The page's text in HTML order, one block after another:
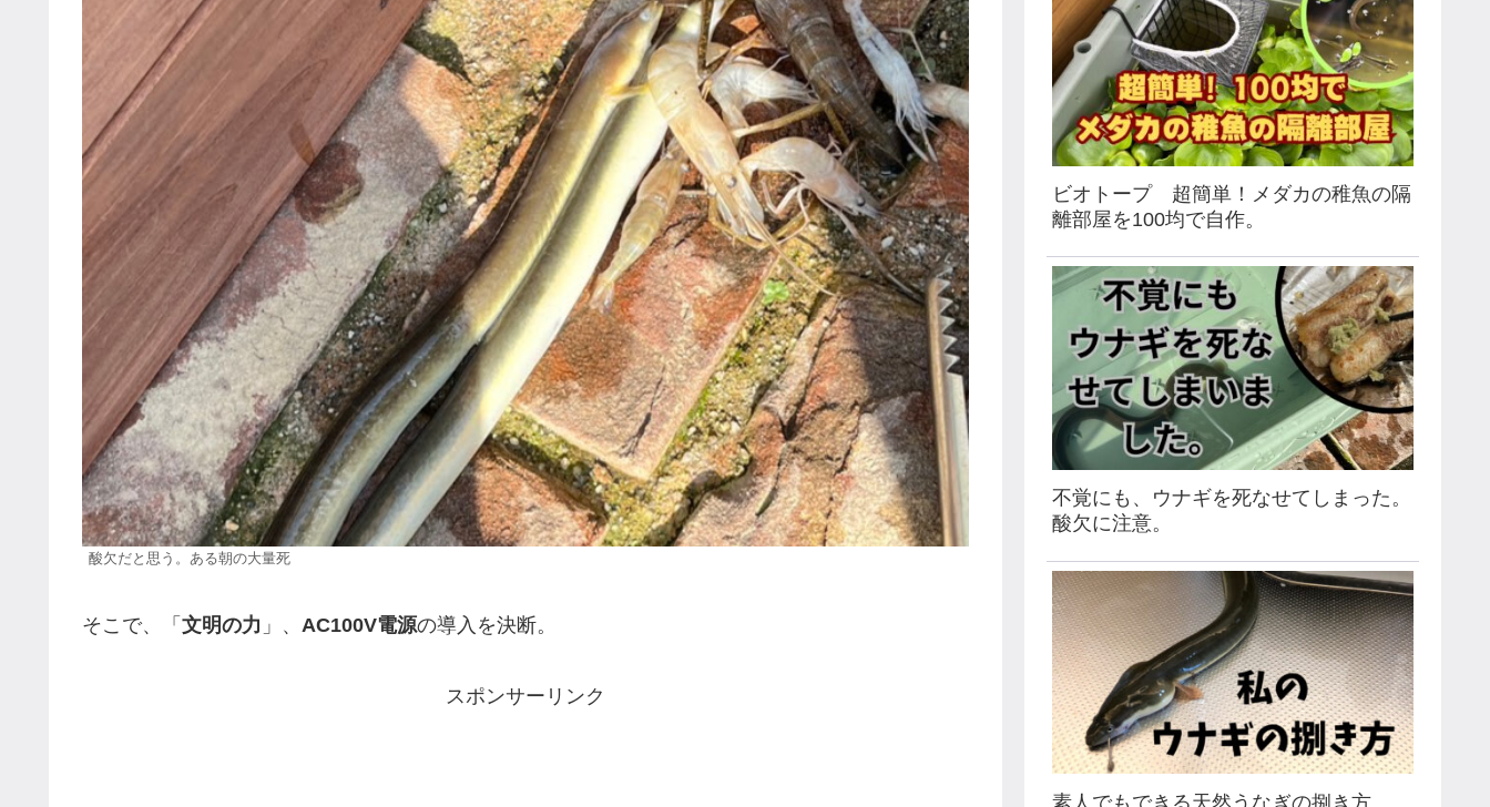
酸欠だと思う。ある朝の大量死
そこで、「 文明の力 」、 AC100V電源の導入を決断。
スポンサーリンク
ビオトープ 超簡単！メダカの稚魚の隔
離部屋を100均で自作。
不覚にも、ウナギを死なせてしまった。
酸欠に注意。
素人でもできる天然うなぎの捌き方